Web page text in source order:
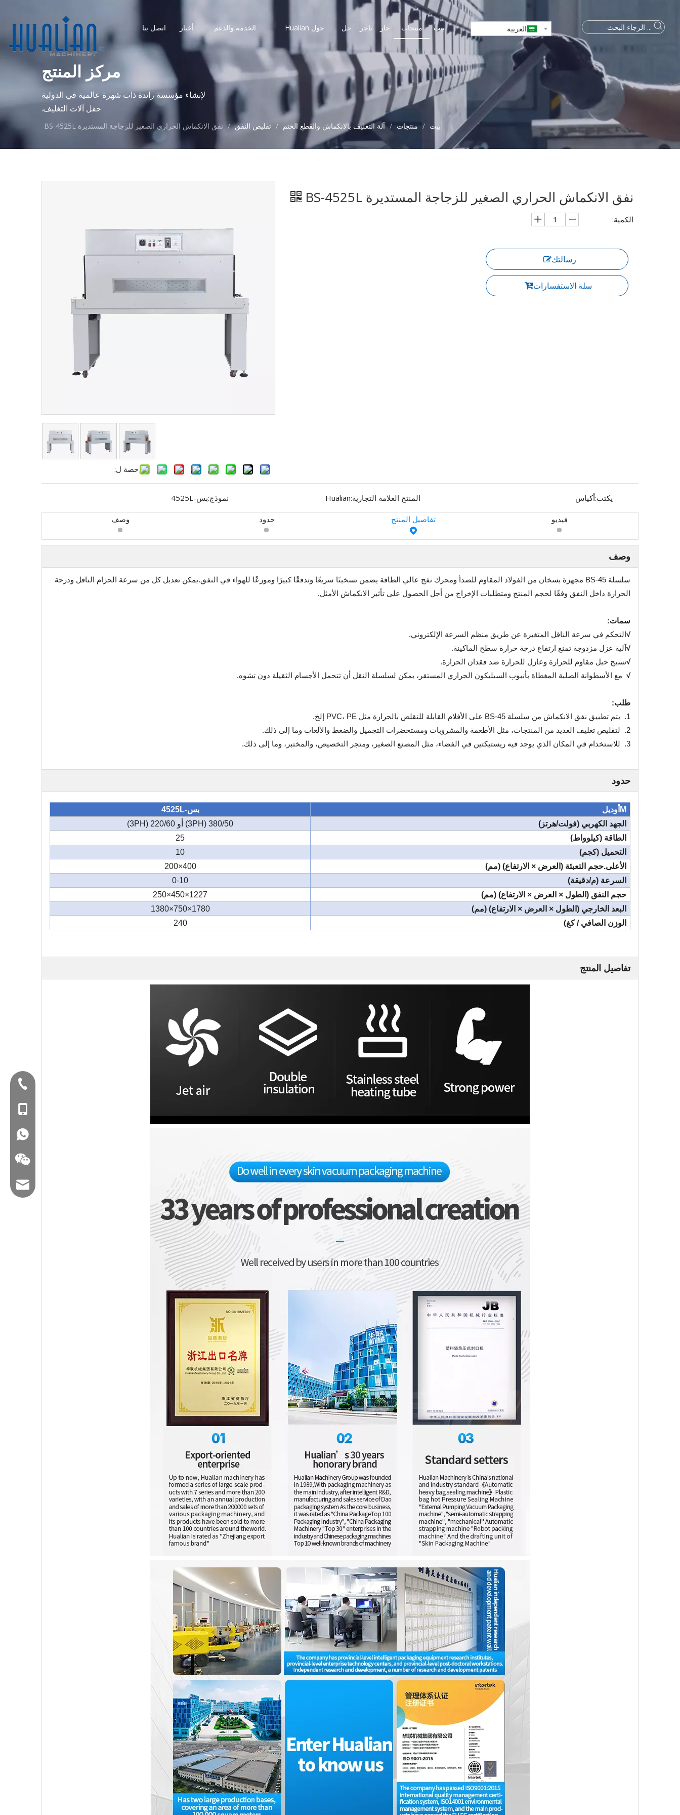
بيت منتجات حار تاجر حل حول Hualian الخدمة والدعم أخبار اتصل بنا العربية
مركز المنتج
لإنشاء مؤسسة رائدة ذات شهرة عالمية في الدولية
حقل آلات التغليف.
بيت / منتجات / آلة التغليف بالانكماش والقطع الختم / تقليص النفق / نفق الانكماش الحراري الصغير للزجاجة المستديرة BS-4525L
حصة ل:
نفق الانكماش الحراري الصغير للزجاجة المستديرة BS-4525L
الكمية:
رسالتك
سلة الاستفسارات
نموذج:بس-4525L المنتج العلامة التجارية:Hualian يكتب:أكياس
وصف حدود تفاصيل المنتج فيديو
وصف
سلسلة BS-45 مجهزة بسخان من الفولاذ المقاوم للصدأ ومحرك نفخ عالي الطاقة يضمن تسخينًا سريعًا وتدفقًا كبيرًا وموزعًا للهواء في النفق.يمكن تعديل كل من سرعة الحزام الناقل ودرجة
الحرارة داخل النفق وفقًا لحجم المنتج ومتطلبات الإخراج من أجل الحصول على تأثير الانكماش الأمثل.
سمات:
√التحكم في سرعة الناقل المتغيرة عن طريق منظم السرعة الإلكتروني.
√آلية عزل مزدوجة تمنع ارتفاع درجة حرارة سطح الماكينة.
√نسيج حبل مقاوم للحرارة وعازل للحرارة ضد فقدان الحرارة.
√ مع الأسطوانة الصلبة المغطاة بأنبوب السيليكون الحراري المستقر، يمكن لسلسلة النقل أن تتحمل الأجسام الثقيلة دون تشوه.
طلب:
1. يتم تطبيق نفق الانكماش من سلسلة BS-45 على الأفلام القابلة للتقلص بالحرارة مثل PVC، PE إلخ.
2. لتقليص تغليف العديد من المنتجات، مثل الأطعمة والمشروبات ومستحضرات التجميل والضغط والألعاب وما إلى ذلك.
3. للاستخدام في المكان الذي يوجد فيه ريستيكتين في الفضاء، مثل المصنع الصغير، ومتجر التخصيص، والمختبر، وما إلى ذلك.
حدود
M أوديل
بس-4525L
الجهد الكهربي (فولت/هرتز)
380/50 (3PH) أو 220/60 (3PH)
الطاقة (كيلوواط)
25
التحميل (كجم)
10
الأعلى.حجم التعبئة (العرض × الارتفاع) (مم)
400×200
السرعة (م/دقيقة)
0-10
حجم النفق (الطول × العرض × الارتفاع) (مم)
1227×450×250
البعد الخارجي (الطول × العرض × الارتفاع) (مم)
1780×750×1380
الوزن الصافي / كغ)
240
تفاصيل المنتج
Tel:+86-577-88627766
WA: 0086 18858715170